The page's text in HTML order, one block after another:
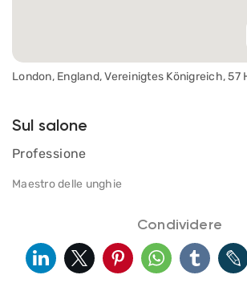
London, England, Vereinigtes Königreich, 57
Sul salone
Professione
Maestro delle unghie
Condividere